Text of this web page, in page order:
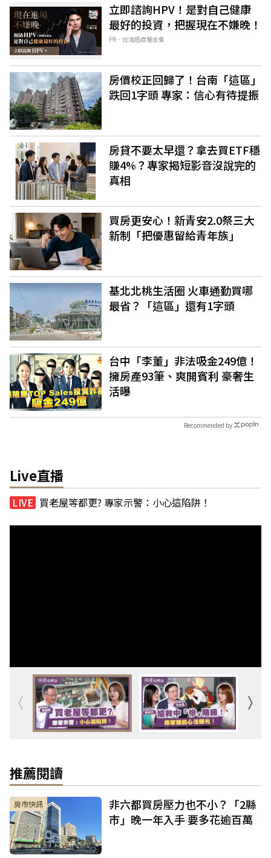
立即諮詢HPV！是對自己健康
最好的投資，把握現在不嫌晚！
PR．台灣癌症基金會
房價校正回歸了！台南「這區」
跌回1字頭 專家：信心有待提振
房貸不要太早還？拿去買ETF穩
賺4%？專家揭短影音沒說完的
真相
買房更安心！新青安2.0祭三大
新制「把優惠留給青年族」
基北北桃生活圈 火車通勤買哪
最省？「這區」還有1字頭
台中「李董」非法吸金249億！
擁房產93筆、爽開賓利 豪奢生
活曝
Recommended by
Live直播
買老屋等都更? 專家示警：小心這陷阱！
推薦閱讀
房市快訊
非六都買房壓力也不小？「2縣
市」晚一年入手 要多花逾百萬